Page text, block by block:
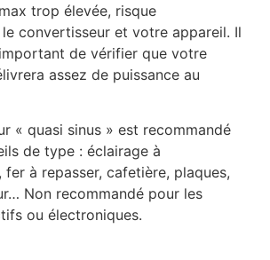
trop élevée, risque
le convertisseur et votre appareil. Il
de vérifier que votre
assez de puissance au
« quasi sinus » est recommandé
de type : éclairage à
fer à repasser, cafetière, plaques,
Non recommandé pour les
ou électroniques.